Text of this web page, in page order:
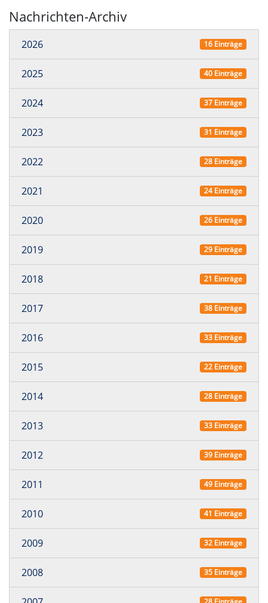
Nachrichten-Archiv
2026 16 Einträge
2025 40 Einträge
2024 37 Einträge
2023 31 Einträge
2022 28 Einträge
2021 24 Einträge
2020 26 Einträge
2019 29 Einträge
2018 21 Einträge
2017 38 Einträge
2016 33 Einträge
2015 22 Einträge
2014 28 Einträge
2013 33 Einträge
2012 39 Einträge
2011 49 Einträge
2010 41 Einträge
2009 32 Einträge
2008 35 Einträge